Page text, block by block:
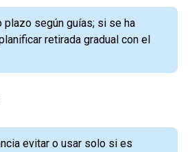
plazo según guías; si se ha
retirada gradual con el
evitar o usar solo si es